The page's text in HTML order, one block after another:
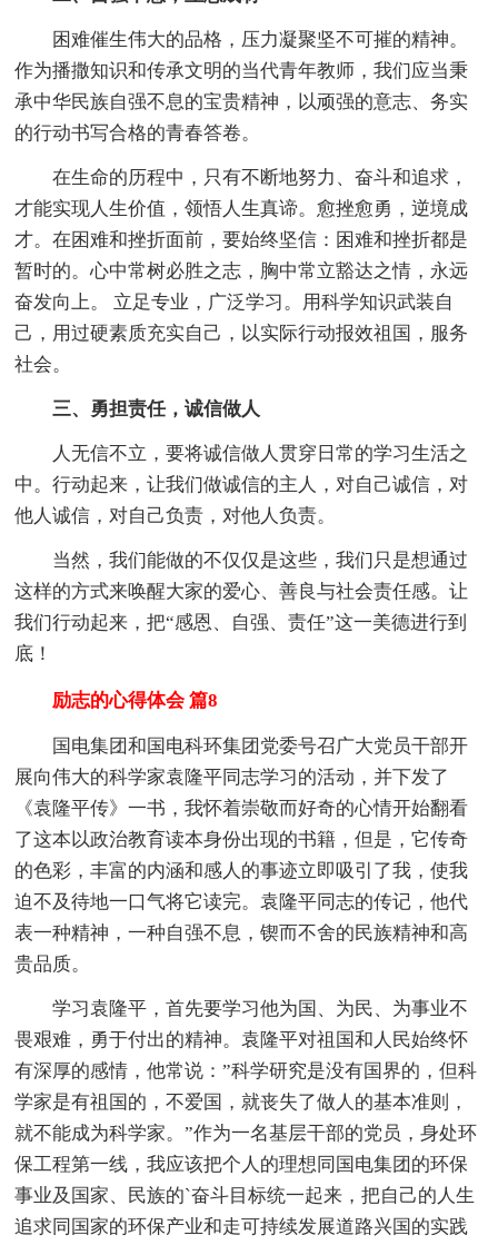
困难催生伟大的品格，压力凝聚坚不可摧的精神。
作为播撒知识和传承文明的当代青年教师，我们应当秉
承中华民族自强不息的宝贵精神，以顽强的意志、务实
的行动书写合格的青春答卷。
在生命的历程中，只有不断地努力、奋斗和追求，
才能实现人生价值，领悟人生真谛。愈挫愈勇，逆境成
才。在困难和挫折面前，要始终坚信：困难和挫折都是
暂时的。心中常树必胜之志，胸中常立豁达之情，永远
奋发向上。 立足专业，广泛学习。用科学知识武装自
己，用过硬素质充实自己，以实际行动报效祖国，服务
社会。
三、勇担责任，诚信做人
人无信不立，要将诚信做人贯穿日常的学习生活之
中。行动起来，让我们做诚信的主人，对自己诚信，对
他人诚信，对自己负责，对他人负责。
当然，我们能做的不仅仅是这些，我们只是想通过
这样的方式来唤醒大家的爱心、善良与社会责任感。让
我们行动起来，把“感恩、自强、责任”这一美德进行到
底！
励志的心得体会 篇8
国电集团和国电科环集团党委号召广大党员干部开
展向伟大的科学家袁隆平同志学习的活动，并下发了
《袁隆平传》一书，我怀着崇敬而好奇的心情开始翻看
了这本以政治教育读本身份出现的书籍，但是，它传奇
的色彩，丰富的内涵和感人的事迹立即吸引了我，使我
迫不及待地一口气将它读完。袁隆平同志的传记，他代
表一种精神，一种自强不息，锲而不舍的民族精神和高
贵品质。
学习袁隆平，首先要学习他为国、为民、为事业不
畏艰难，勇于付出的精神。袁隆平对祖国和人民始终怀
有深厚的感情，他常说：”科学研究是没有国界的，但科
学家是有祖国的，不爱国，就丧失了做人的基本准则，
就不能成为科学家。”作为一名基层干部的党员，身处环
保工程第一线，我应该把个人的理想同国电集团的环保
事业及国家、民族的`奋斗目标统一起来，把自己的人生
追求同国家的环保产业和走可持续发展道路兴国的实践